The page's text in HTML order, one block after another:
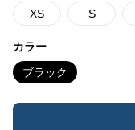
XS S
カラー
ブラック